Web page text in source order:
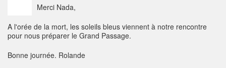
Merci Nada,
A l'orée de la mort, les soleils bleus viennent à notre rencontre
pour nous préparer le Grand Passage.
Bonne journée. Rolande